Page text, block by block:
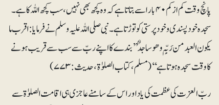
پانچ وقت کم از کم ۴۰ بار اسے بتاتا ہے کہ وہ کچھ بھی نہیں، سب کچھ اللہ کا ہے۔
سجدہ خود پسندی و خود پرستی کو توڑتا ہے۔ نبی صلی اللہ علیہ وسلم نے فرمایا: اقرب ما
یکون العبد من رَبِّہٖ وھو ساجدٌ ’’بندے کا اپنے ربّ سے سب سے قریب ہونے
کا وقت سجدہ ہوتا ہے‘‘ (مسلم، کتاب الصلوٰۃ،حدیث: ۷۷۳)
ربّ العزت کی عظمت کی یاد اور اس کے سامنے عاجزی ہی اقامت الصلوٰۃ سے